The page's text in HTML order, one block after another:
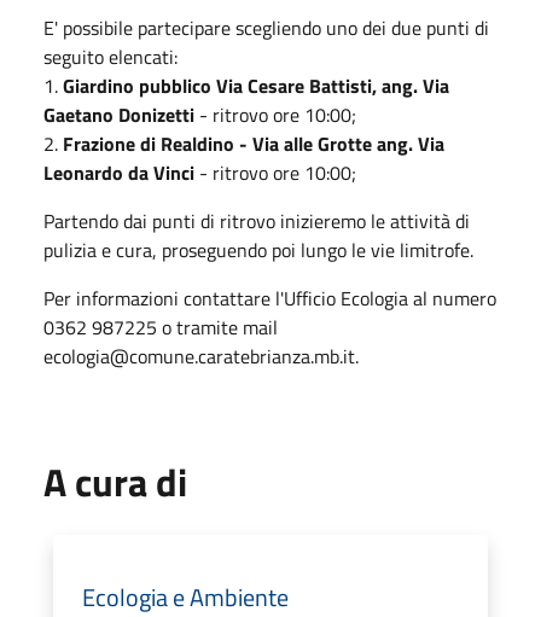
E' possibile partecipare scegliendo uno dei due punti di
seguito elencati:
1.Giardino pubblico Via Cesare Battisti, ang. Via
Gaetano Donizetti - ritrovo ore 10:00;
2. Frazione di Realdino - Via alle Grotte ang. Via
Leonardo da Vinci - ritrovo ore 10:00;
Partendo dai punti di ritrovo inizieremo le attività di
pulizia e cura, proseguendo poi lungo le vie limitrofe.
Per informazioni contattare l'Ufficio Ecologia al numero
0362 987225 o tramite mail
ecologia@comune.caratebrianza.mb.it.
A cura di
Ecologia e Ambiente